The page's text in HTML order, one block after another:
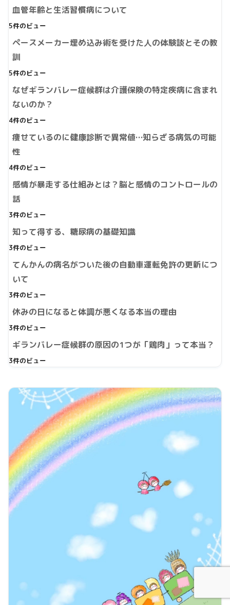
血管年齢と生活習慣病について
5件のビュー
ペースメーカー埋め込み術を受けた人の体験談とその教
訓
5件のビュー
なぜギランバレー症候群は介護保険の特定疾病に含まれ
ないのか？
4件のビュー
痩せているのに健康診断で異常値…知らざる病気の可能
性
4件のビュー
感情が暴走する仕組みとは？脳と感情のコントロールの
話
3件のビュー
知って得する、糖尿病の基礎知識
3件のビュー
てんかんの病名がついた後の自動車運転免許の更新につ
いて
3件のビュー
休みの日になると体調が悪くなる本当の理由
3件のビュー
ギランバレー症候群の原因の1つが「鶏肉」って本当？
3件のビュー